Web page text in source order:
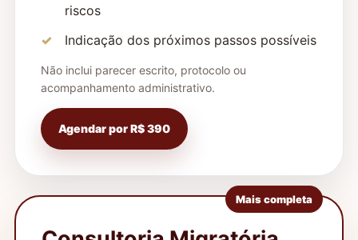
riscos
Indicação dos próximos passos possíveis
Não inclui parecer escrito, protocolo ou
acompanhamento administrativo.
Agendar por R$ 390
Mais completa